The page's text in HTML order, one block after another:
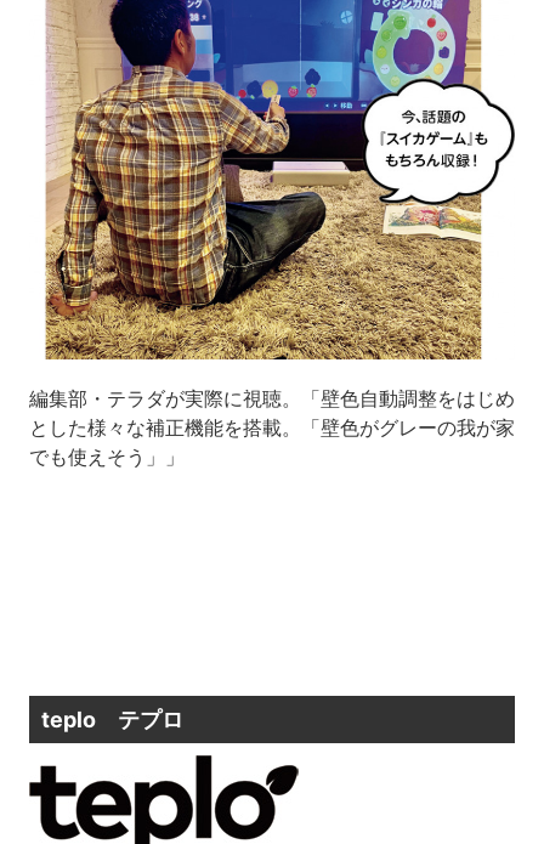
編集部・テラダが実際に視聴。「壁色自動調整をはじめ
とした様々な補正機能を搭載。「壁色がグレーの我が家
でも使えそう」」
teplo テプロ